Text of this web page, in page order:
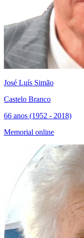
José Luís Simão
Castelo Branco
66 anos (1952 - 2018)
Memorial online